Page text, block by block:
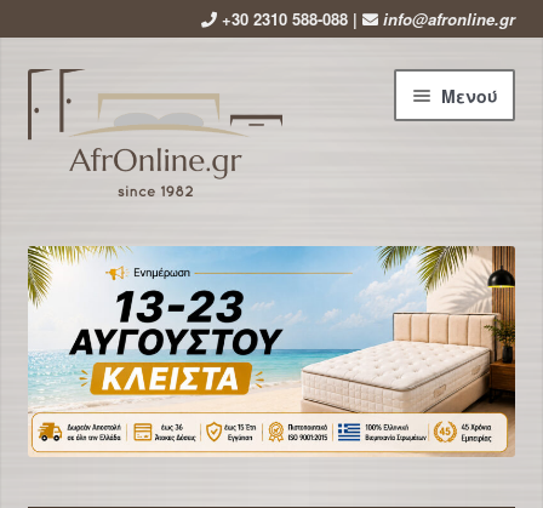
+30 2310 588-088 | info@afronline.gr
Απευθείας
μετάβαση
στην
πλοήγηση
Μετάβαση
σε
περιεχόμενο
Μενού
Εταιρεία
Προϊόντα
υπό-
μενού
Χρήσιμα